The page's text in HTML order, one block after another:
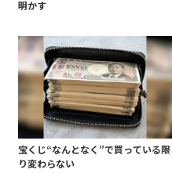
明かす
宝くじ“なんとなく”で買っている限
り変わらない